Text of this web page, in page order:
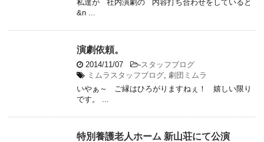
私達が 社内演劇の 内容打ち合わせをしていると
&n ...
演劇依頼。
2014/11/07 -スタッフブログ
ミムラスタッフブログ 劇団ミムラ
いやぁ～ ご縁はひろがりますねぇ！ 嬉しい限り
です。 ...
特別養護老人ホーム 新山荘にて公演